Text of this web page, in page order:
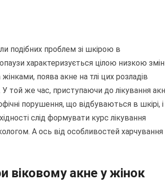
подібних проблем зі шкірою в
характеризується цілою низкою змін
поява акне на тлі цих розладів
У той же час, приступаючи до лікування
порушення, що відбуваються в шкірі, і
слід формувати курс лікування
А ось від особливостей харчування
віковому акне у жінок